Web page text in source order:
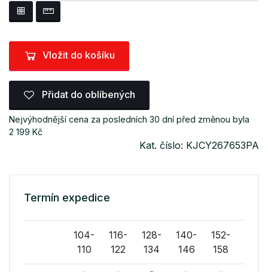
Vložit do košíku
Přidat do oblíbených
Nejvýhodnější cena za posledních 30 dní před změnou byla
2 199 Kč
Kat. číslo: KJCY267653PA
Termín expedice
104-
110
116-
122
128-
134
140-
146
152-
158